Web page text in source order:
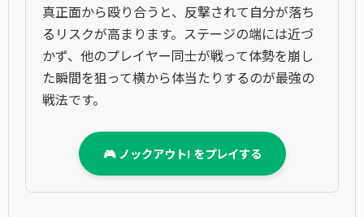
真正面から殴り合うと、反撃されて自分が落ち
るリスクが高まります。ステージの端には近づ
かず、他のプレイヤー同士が戦って体勢を崩し
た瞬間を狙って横から体当たりするのが最強の
戦法です。
🎮 ノックアウト! をプレイする